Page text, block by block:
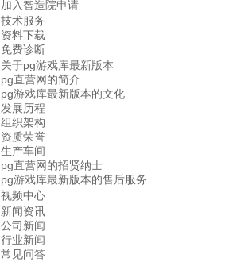
加入智造院申请
技术服务
资料下载
免费诊断
关于pg游戏库最新版本
pg直营网的简介
pg游戏库最新版本的文化
发展历程
组织架构
资质荣誉
生产车间
pg直营网的招贤纳士
pg游戏库最新版本的售后服务
视频中心
新闻资讯
公司新闻
行业新闻
常见问答